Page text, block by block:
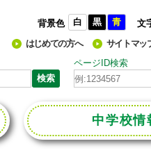
背景色 白 黒 青 文
はじめての方へ サイトマッ
ページID検索
中学校情